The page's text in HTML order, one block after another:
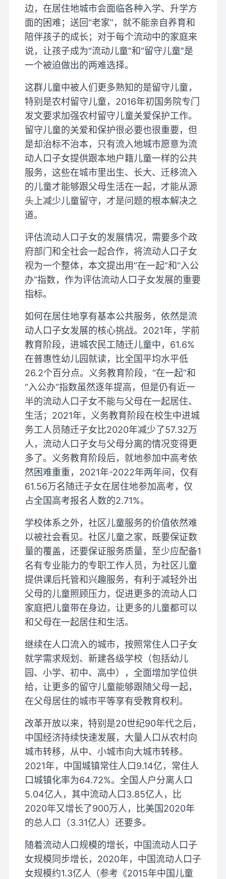
边，在居住地城市会面临各种入学、升学方
面的困难；送回“老家”，就不能亲自养育和
陪伴孩子的成长；对于每个流动中的家庭来
说，让孩子成为“流动儿童”和“留守儿童”是
一个被迫做出的两难选择。
这群儿童中被人们更多熟知的是留守儿童，
特别是农村留守儿童，2016年初国务院专门
发文要求加强农村留守儿童关爱保护工作。
留守儿童的关爱和保护很必要也很重要，但
是却治标不治本，只有流入地城市愿意为流
动人口子女提供跟本地户籍儿童一样的公共
服务，这些在城市里出生、长大、迁移流入
的儿童才能够跟父母生活在一起，才能从源
头上减少儿童留守，才是问题的根本解决之
道。
评估流动人口子女的发展情况，需要多个政
府部门和全社会一起合作，将流动人口子女
视为一个整体，本文提出用“在一起”和“入公
办”指数，作为评估流动人口子女发展的重要
指标。
如何在居住地享有基本公共服务，依然是流
动人口子女发展的核心挑战。2021年，学前
教育阶段，进城农民工随迁儿童中，61.6%
在普惠性幼儿园就读，比全国平均水平低
26.2个百分点。义务教育阶段，“在一起”和
“入公办”指数虽然逐年提高，但是仍有近一
半的流动人口子女不能与父母在一起居住、
生活；2021年，义务教育阶段在校生中进城
务工人员随迁子女比2020年减少了57.32万
人，流动人口子女与父母分离的情况变得更
多了。义务教育阶段后，就地参加中高考依
然困难重重，2021年-2022年两年间，仅有
61.56万名随迁子女在居住地参加高考，仅
占全国高考报名人数的2.71%。
学校体系之外，社区儿童服务的价值依然难
以被社会看见。社区儿童之家，既要保证数
量的覆盖，还要保证服务质量，至少应配备1
名有专业能力的专职工作人员，为社区儿童
提供课后托管和兴趣服务，有利于减轻外出
父母的儿童照顾压力，促进更多的流动人口
家庭把儿童带在身边，让更多的儿童都可以
和父母在一起居住和生活。
继续在人口流入的城市，按照常住人口子女
就学需求规划、新建各级学校（包括幼儿
园、小学、初中、高中），全面增加学位供
给，让更多的留守儿童能够跟随父母一起，
在父母居住的城市平等享有受教育权利。
改革开放以来，特别是20世纪90年代之后，
中国经济持续快速发展，大量人口从农村向
城市转移，从中、小城市向大城市转移。
2021年，中国城镇常住人口9.14亿，常住人
口城镇化率为64.72%。全国人户分离人口
5.04亿人，其中流动人口3.85亿人，比
2020年又增长了900万人，比美国2020年
的总人口（3.31亿人）还要多。
随着流动人口规模的增长，中国流动人口子
女规模同步增长，2020年，中国流动人口子
女规模约1.3亿人（参考《2015年中国儿童